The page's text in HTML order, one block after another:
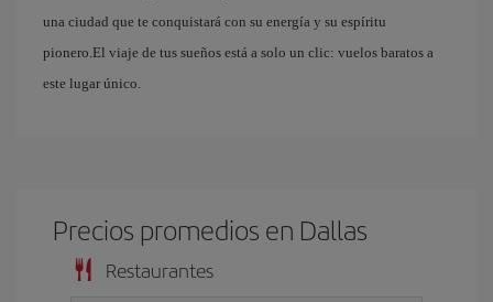
una ciudad que te conquistará con su energía y su espíritu
pionero.El viaje de tus sueños está a solo un clic: vuelos baratos a
este lugar único.
Precios promedios en Dallas
Restaurantes